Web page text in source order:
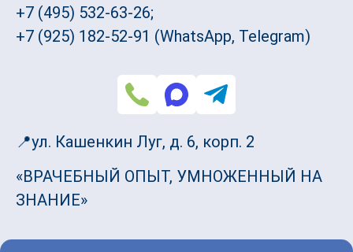
+7 (495) 532-63-26;
+7 (925) 182-52-91 (WhatsApp, Telegram)
📍ул. Кашенкин Луг, д. 6, корп. 2
«ВРАЧЕБНЫЙ ОПЫТ, УМНОЖЕННЫЙ НА
ЗНАНИЕ»